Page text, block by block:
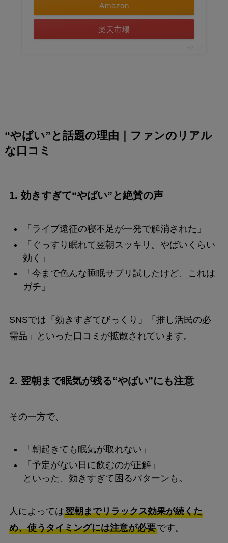
Amazon
楽天市場
“やばい”と話題の理由｜ファンのリアル
な口コミ
1. 効きすぎて“やばい”と絶賛の声
「ライブ遠征の寝不足が一発で解消された」
「ぐっすり眠れて翌朝スッキリ。やばいくらい
効く」
「今まで色んな睡眠サプリ試したけど、これは
ガチ」
SNSでは「効きすぎてびっくり」「推し活民の必
需品」といった口コミが拡散されています。
2. 翌朝まで眠気が残る“やばい”にも注意
その一方で、
「朝起きても眠気が取れない」
「予定がない日に飲むのが正解」
といった、効きすぎて困るパターンも。
人によっては翌朝までリラックス効果が続くた
め、使うタイミングには注意が必要です。